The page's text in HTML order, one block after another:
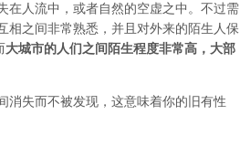
在人流中，或者自然的空虚之中。不过需
相之间非常熟悉，并且对外来的陌生人保
大城市的人们之间陌生程度非常高，大部
消失而不被发现，这意味着你的旧有性